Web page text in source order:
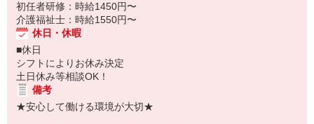
初任者研修：時給1450円〜
介護福祉士：時給1550円〜
休日・休暇
■休日
シフトによりお休み決定
土日休み等相談OK！
備考
★安心して働ける環境が大切★